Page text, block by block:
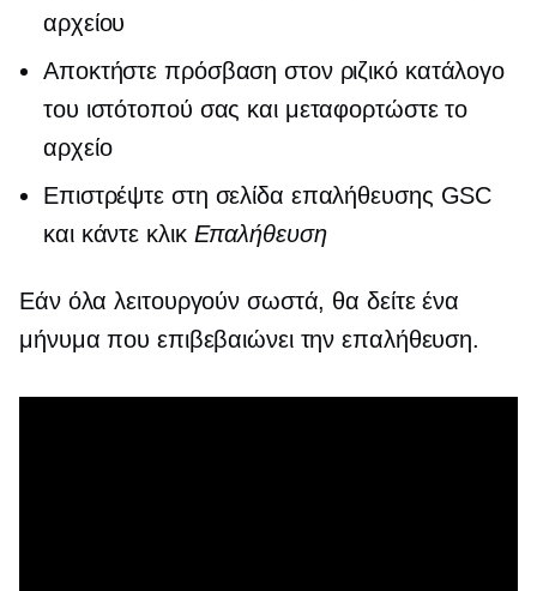
αρχείου
Αποκτήστε πρόσβαση στον ριζικό κατάλογο
του ιστότοπού σας και μεταφορτώστε το
αρχείο
Επιστρέψτε στη σελίδα επαλήθευσης GSC
και κάντε κλικ Επαλήθευση
Εάν όλα λειτουργούν σωστά, θα δείτε ένα
μήνυμα που επιβεβαιώνει την επαλήθευση.